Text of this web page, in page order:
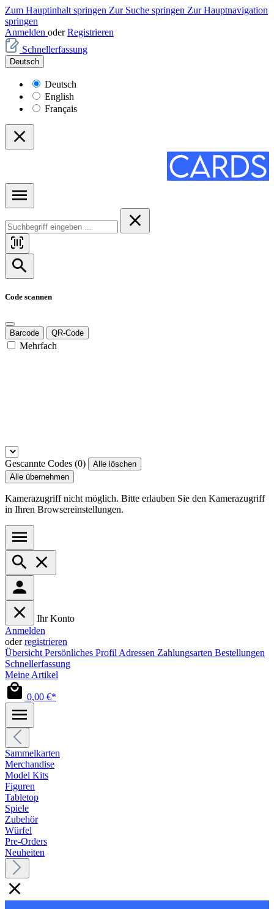
Zum Hauptinhalt springen Zur Suche springen Zur Hauptnavigation
springen
Anmelden oder Registrieren
Schnellerfassung
Deutsch
Deutsch
English
Français
Code scannen
Barcode QR-Code
Mehrfach
Gescannte Codes (0)
Alle löschen
Alle übernehmen
Kamerazugriff nicht möglich. Bitte erlauben Sie den Kamerazugriff
in Ihren Browsereinstellungen.
Ihr Konto
Anmelden
oderregistrieren
Übersicht Persönliches Profil Adressen Zahlungsarten Bestellungen
Schnellerfassung
Meine Artikel
0,00 €*
Sammelkarten
Merchandise
Model Kits
Figuren
Tabletop
Spiele
Zubehör
Würfel
Pre-Orders
Neuheiten